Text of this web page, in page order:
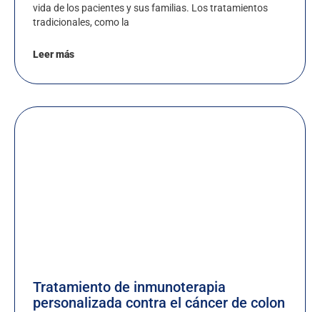
vida de los pacientes y sus familias. Los tratamientos
tradicionales, como la
Leer más
Tratamiento de inmunoterapia
personalizada contra el cáncer de colon